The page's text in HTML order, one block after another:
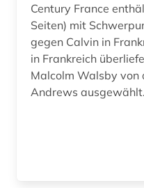
dogmatik (1)
dohna (familie) (1)
dokument (1)
Century France
Seiten) mit
gegen Calvin in
in Frankreich
Malcolm Walsby von
Andrews ausgewählt.